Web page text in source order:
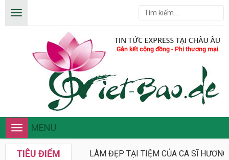
Toggle
navigation
MENU
TIÊU ĐIỂM LÀM ĐẸP TẠI TIỆM CỦA CA SĨ